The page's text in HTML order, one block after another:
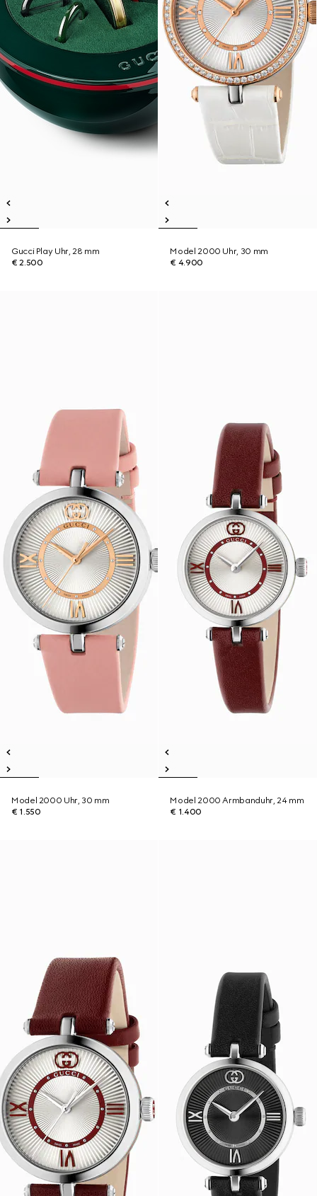
Gucci Play Uhr, 28 mm
€ 2.500
Model 2000 Uhr, 30 mm
€ 4.900
Model 2000 Uhr, 30 mm
€ 1.550
Model 2000 Armbanduhr, 24 mm
€ 1.400